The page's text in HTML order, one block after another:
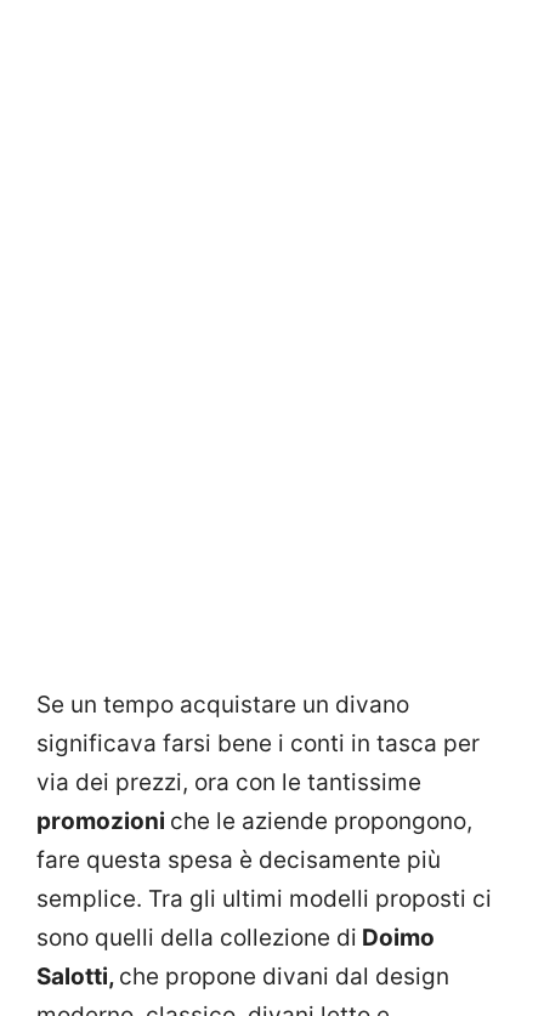
Se un tempo acquistare un divano
significava farsi bene i conti in tasca per
via dei prezzi, ora con le tantissime
promozioni che le aziende propongono,
fare questa spesa è decisamente più
semplice. Tra gli ultimi modelli proposti ci
sono quelli della collezione di Doimo
Salotti, che propone divani dal design